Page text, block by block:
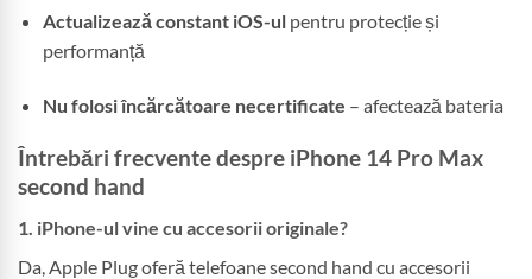
Actualizează constant iOS-ulpentru protecție și
performanță
Nu folosi încărcătoare necertificate – afectează bateria
Întrebări frecvente despre iPhone 14 Pro Max
second hand
1. iPhone-ul vine cu accesorii originale?
Da, Apple Plug oferă telefoane second hand cu accesorii